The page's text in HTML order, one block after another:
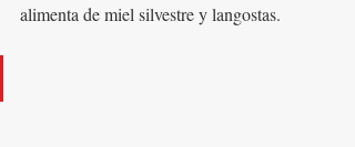
alimenta de miel silvestre y langostas.